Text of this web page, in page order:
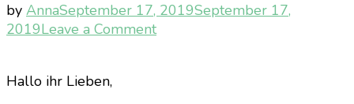
by AnnaSeptember 17, 2019September 17,
2019Leave a Commenton
Hallo ihr Lieben,